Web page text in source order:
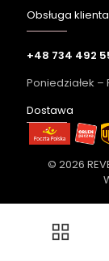
Obsługa klienta
+48 734 492
Poniedziałek –
Dostawa
© 2026